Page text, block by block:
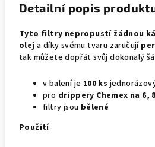
Detailní popis
Tyto filtry nepropustí žádnou
olej a díky svému tvaru zaručují
tak můžete dopřát svůj dokonalý
v balení je 100 ks
pro drippery Chemex na 6,
filtry jsou bělené
Použití